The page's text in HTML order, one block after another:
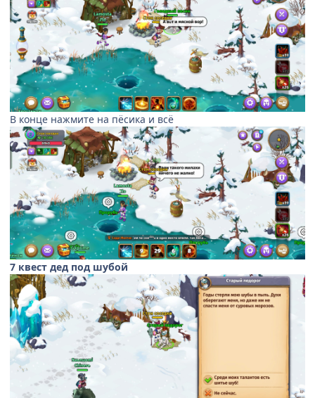
В конце нажмите на пёсика и всё
7 квест дед под шубой